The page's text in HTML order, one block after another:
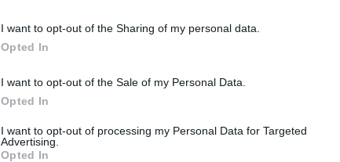
I want to opt-out of the Sharing of my personal data.
Opted In
I want to opt-out of the Sale of my Personal Data.
Opted In
I want to opt-out of processing my Personal Data for Targeted
Advertising.
Opted In